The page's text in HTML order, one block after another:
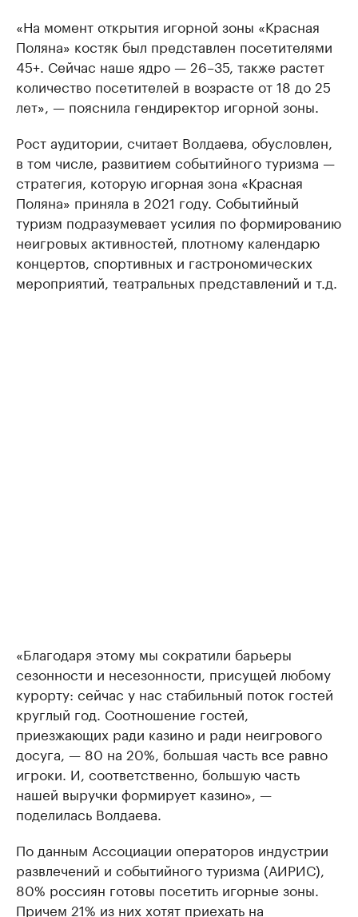
«На момент открытия игорной зоны «Красная
Поляна» костяк был представлен посетителями
45+. Сейчас наше ядро — 26–35, также растет
количество посетителей в возрасте от 18 до 25
лет», — пояснила гендиректор игорной зоны.
Рост аудитории, считает Волдаева, обусловлен,
в том числе, развитием событийного туризма —
стратегия, которую игорная зона «Красная
Поляна» приняла в 2021 году. Событийный
туризм подразумевает усилия по формированию
неигровых активностей, плотному календарю
концертов, спортивных и гастрономических
мероприятий, театральных представлений и т.д.
«Благодаря этому мы сократили барьеры
сезонности и несезонности, присущей любому
курорту: сейчас у нас стабильный поток гостей
круглый год. Соотношение гостей,
приезжающих ради казино и ради неигрового
досуга, — 80 на 20%, большая часть все равно
игроки. И, соответственно, большую часть
нашей выручки формирует казино», —
поделилась Волдаева.
По данным Ассоциации операторов индустрии
развлечений и событийного туризма (АИРИС),
80% россиян готовы посетить игорные зоны.
Причем 21% из них хотят приехать на